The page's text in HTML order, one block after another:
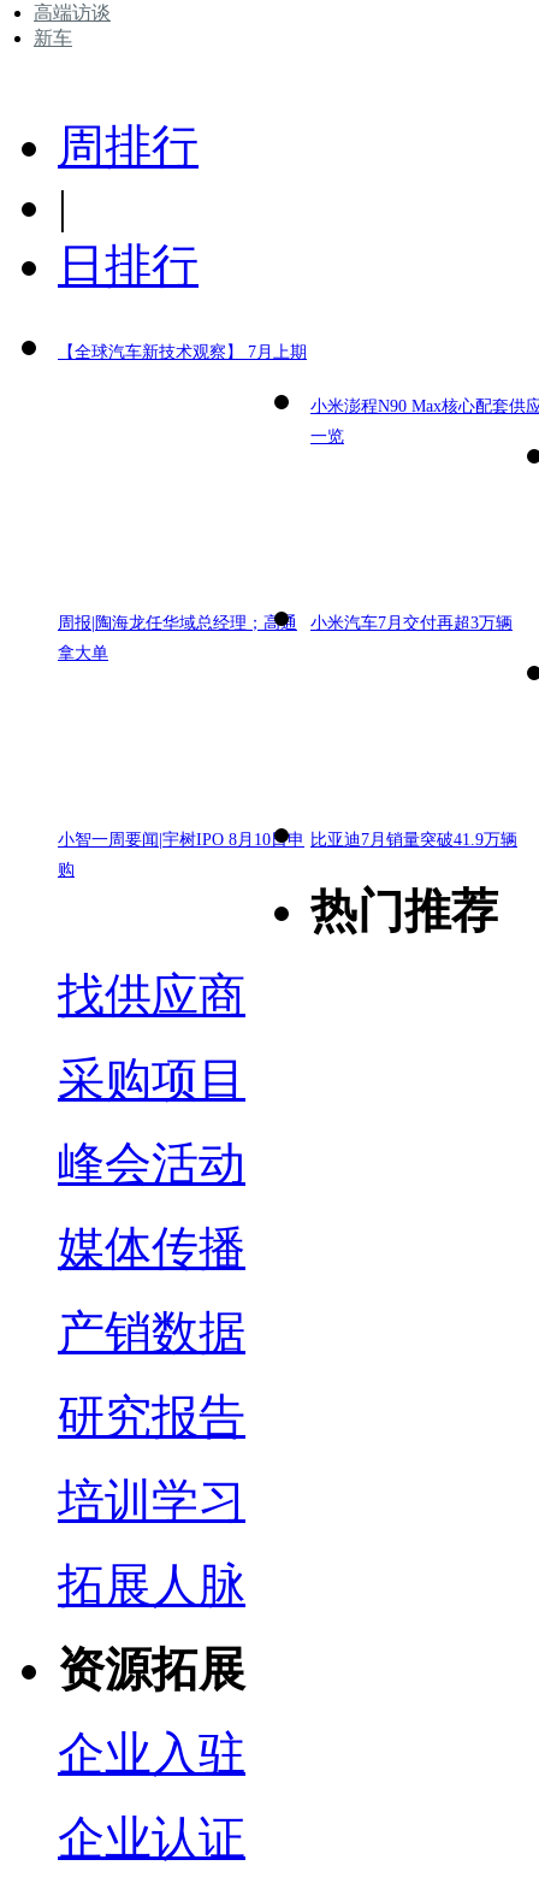
高端访谈
新车
周排行
|
日排行
【全球汽车新技术观察】 7月上期
小米澎程N90 Max核心配套供
一览
周报|陶海龙任华域总经理；高通
拿大单
小米汽车7月交付再超3万辆
小智一周要闻|宇树IPO 8月10日申
购
比亚迪7月销量突破41.9万辆
热门推荐
找供应商
采购项目
峰会活动
媒体传播
产销数据
研究报告
培训学习
拓展人脉
资源拓展
企业入驻
企业认证